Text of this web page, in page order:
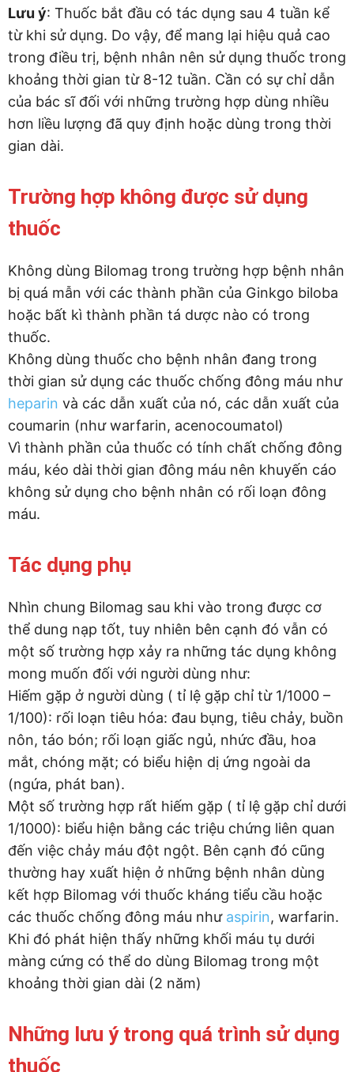
Lưu ý: Thuốc bắt đầu có tác dụng sau 4 tuần kể
từ khi sử dụng. Do vậy, để mang lại hiệu quả cao
trong điều trị, bệnh nhân nên sử dụng thuốc trong
khoảng thời gian từ 8-12 tuần. Cần có sự chỉ dẫn
của bác sĩ đối với những trường hợp dùng nhiều
hơn liều lượng đã quy định hoặc dùng trong thời
gian dài.
Trường hợp không được sử dụng
thuốc
Không dùng Bilomag trong trường hợp bệnh nhân
bị quá mẫn với các thành phần của Ginkgo biloba
hoặc bất kì thành phần tá dược nào có trong
thuốc.
Không dùng thuốc cho bệnh nhân đang trong
thời gian sử dụng các thuốc chống đông máu như
heparin và các dẫn xuất của nó, các dẫn xuất của
coumarin (như warfarin, acenocoumatol)
Vì thành phần của thuốc có tính chất chống đông
máu, kéo dài thời gian đông máu nên khuyến cáo
không sử dụng cho bệnh nhân có rối loạn đông
máu.
Tác dụng phụ
Nhìn chung Bilomag sau khi vào trong được cơ
thể dung nạp tốt, tuy nhiên bên cạnh đó vẫn có
một số trường hợp xảy ra những tác dụng không
mong muốn đối với người dùng như:
Hiếm gặp ở người dùng ( tỉ lệ gặp chỉ từ 1/1000 –
1/100): rối loạn tiêu hóa: đau bụng, tiêu chảy, buồn
nôn, táo bón; rối loạn giấc ngủ, nhức đầu, hoa
mắt, chóng mặt; có biểu hiện dị ứng ngoài da
(ngứa, phát ban).
Một số trường hợp rất hiếm gặp ( tỉ lệ gặp chỉ dưới
1/1000): biểu hiện bằng các triệu chứng liên quan
đến việc chảy máu đột ngột. Bên cạnh đó cũng
thường hay xuất hiện ở những bệnh nhân dùng
kết hợp Bilomag với thuốc kháng tiểu cầu hoặc
các thuốc chống đông máu như aspirin, warfarin.
Khi đó phát hiện thấy những khối máu tụ dưới
màng cứng có thể do dùng Bilomag trong một
khoảng thời gian dài (2 năm)
Những lưu ý trong quá trình sử dụng
thuốc